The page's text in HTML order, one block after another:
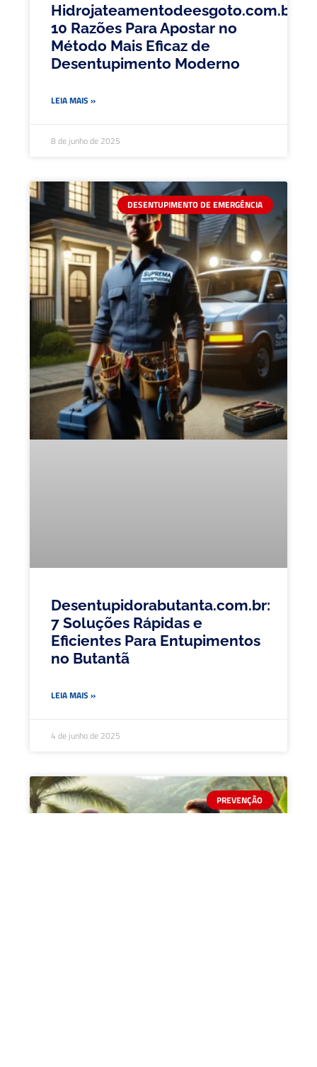
Hidrojateamentodeesgoto.com.br:
10 Razões Para Apostar no
Método Mais Eficaz de
Desentupimento Moderno
LEIA MAIS »
8 de junho de 2025
DESENTUPIMENTO DE EMERGÊNCIA
Desentupidorabutanta.com.br:
7 Soluções Rápidas e
Eficientes Para Entupimentos
no Butantã
LEIA MAIS »
4 de junho de 2025
PREVENÇÃO